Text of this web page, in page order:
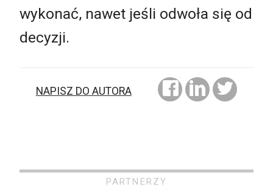
wykonać, nawet jeśli odwoła się od
decyzji.
NAPISZ DO AUTORA
PARTNERZY